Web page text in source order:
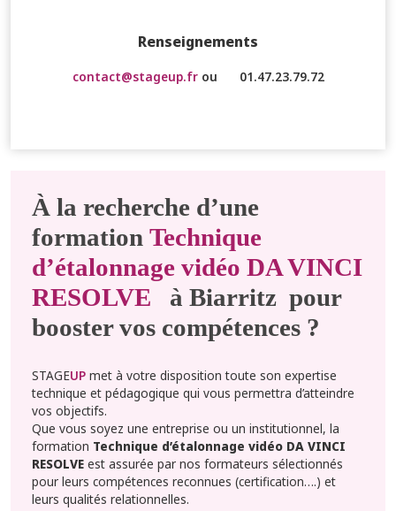
Renseignements
contact@stageup.frou 01.47.23.79.72
À la recherche d’une
formation Technique
d’étalonnage vidéo DA VINCI
RESOLVE
à Biarritz pour
booster vos compétences ?
STAGEUP met à votre disposition toute son expertise
technique et pédagogique qui vous permettra d’atteindre
vos objectifs.
Que vous soyez une entreprise ou un institutionnel, la
formation Technique d’étalonnage vidéo DA VINCI
RESOLVE est assurée par nos formateurs sélectionnés
pour leurs compétences reconnues (certification….) et
leurs qualités relationnelles.